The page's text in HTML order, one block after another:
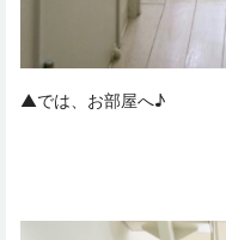
▲では、お部屋へ♪